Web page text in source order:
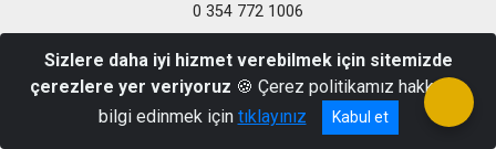
0 354 772 1006
Sizlere daha iyi hizmet verebilmek için sitemizde
çerezlere yer veriyoruz 🍪 Çerez politikamız hakkında
bilgi edinmek için tıklayınız Kabul et